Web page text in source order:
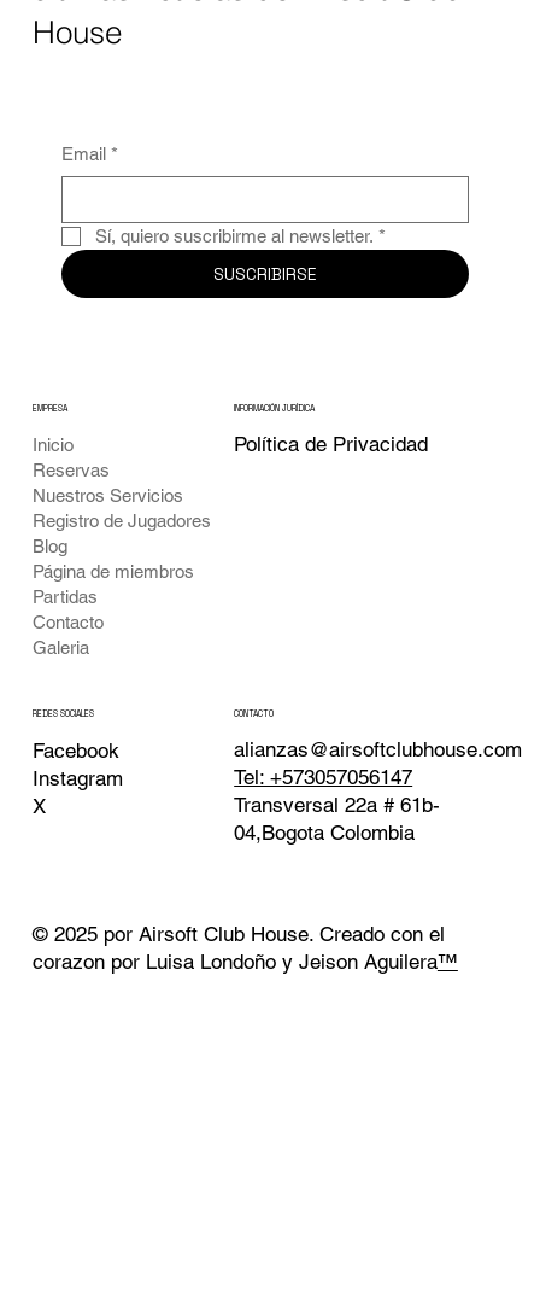
House
Email *
Sí, quiero suscribirme al newsletter. *
SUSCRIBIRSE
Inicio
Reservas
Nuestros Servicios
Registro de Jugadores
Blog
Página de miembros
Partidas
Contacto
Galeria
EMPRESA INFORMACIÓN JURÍDICA
Política de Privacidad
REDES SOCIALES
Facebook
Instagram
X
CONTACTO
alianzas@airsoftclubhouse.com
Tel: +573057056147
Transversal 22a # 61b-
04,Bogota Colombia
© 2025 por Airsoft Club House. Creado con el
corazon por Luisa Londoño y Jeison Aguilera™